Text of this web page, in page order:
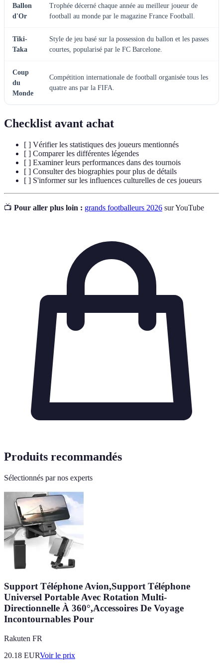
Ballon
d'Or
Trophée décerné chaque année au meilleur joueur de
football au monde par le magazine France Football.
Tiki-
Taka
Style de jeu basé sur la possession du ballon et les passes
courtes, popularisé par le FC Barcelone.
Coup
du
Monde
Compétition internationale de football organisée tous les
quatre ans par la FIFA.
Checklist avant achat
[ ] Vérifier les statistiques des joueurs mentionnés
[ ] Comparer les différentes légendes
[ ] Examiner leurs performances dans des tournois
[ ] Consulter des biographies pour plus de détails
[ ] S'informer sur les influences culturelles de ces joueurs
📺 Pour aller plus loin : grands footballeurs 2026 sur YouTube
Produits recommandés
Sélectionnés par nos experts
Support Téléphone Avion,Support Téléphone
Universel Portable Avec Rotation Multi-
Directionnelle À 360°,Accessoires De Voyage
Incontournables Pour
Rakuten FR
20.18 EURVoir le prix